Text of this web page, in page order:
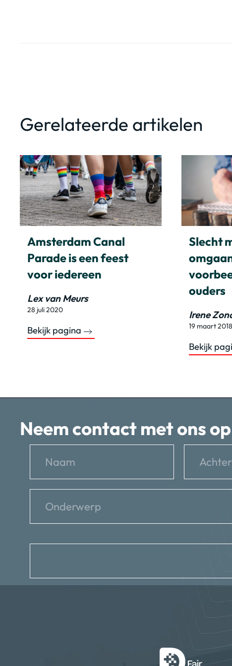
Gerelateerde artikelen
Amsterdam Canal
Parade is een feest
voor iedereen
Lex van Meurs
28 juli 2020
Bekijk pagina
Slecht
ouders
Irene
19 maart 2018
Bekijk
Neem contact met ons op
reCHAPTCHA*